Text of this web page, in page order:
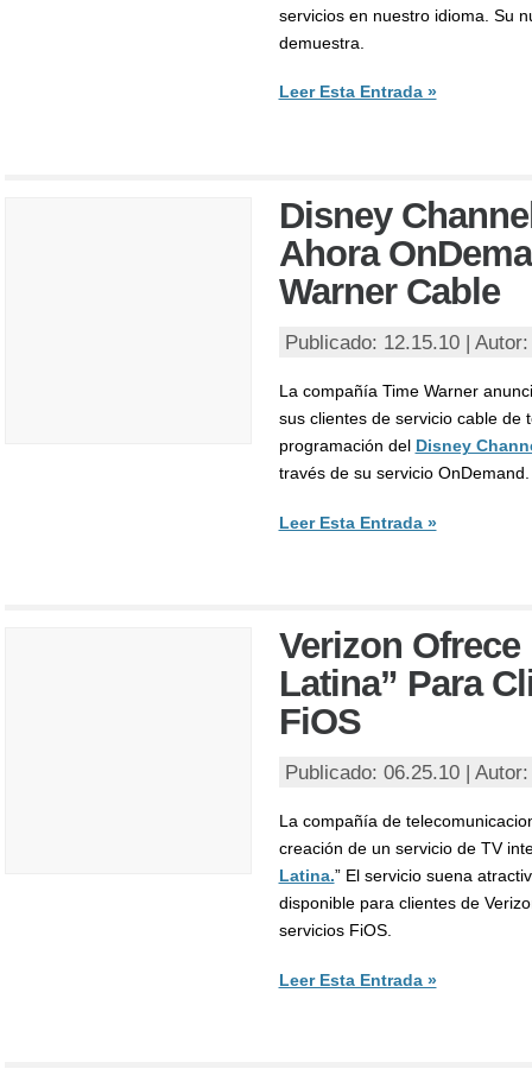
servicios en nuestro idioma. Su
demuestra.
Leer Esta Entrada »
Disney
Ahora
Warner Cable
Publicado: 12.15.10 |
La compañía Time Warner
sus clientes de servicio cable de
programación del Disney
través de su servicio OnDemand.
Leer Esta Entrada »
Verizon Ofrece
Latina” Para
FiOS
Publicado: 06.25.10 |
La compañía de
creación de un servicio de TV
Latina.” El servicio suena
disponible para clientes de
servicios FiOS.
Leer Esta Entrada »